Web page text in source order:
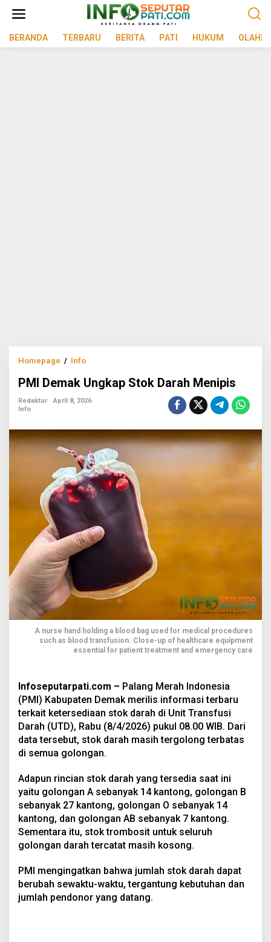
BERANDA
TERBARU BERITA PATI HUKUM
Homepage / InfoPMI
Ungkap
Darah
PMI Demak Ungkap Stok Darah Menipis
Redaktur
April 8, 2026
Info
A nurse hand holding a blood bag used for medical procedures
such as blood transfusion. Close-up of healthcare equipment
essential for patient treatment and emergency care
Infoseputarpati.com – Palang Merah Indonesia
(PMI) Kabupaten Demak merilis informasi terbaru
terkait ketersediaan stok darah di Unit Transfusi
Darah (UTD), Rabu (8/4/2026) pukul 08.00 WIB. Dari
data tersebut, stok darah masih tergolong terbatas
di semua golongan.
Adapun rincian stok darah yang tersedia saat ini
yaitu golongan A sebanyak 14 kantong, golongan B
sebanyak 27 kantong, golongan O sebanyak 14
kantong, dan golongan AB sebanyak 7 kantong.
Sementara itu, stok trombosit untuk seluruh
golongan darah tercatat masih kosong.
PMI mengingatkan bahwa jumlah stok darah dapat
berubah sewaktu-waktu, tergantung kebutuhan dan
jumlah pendonor yang datang.